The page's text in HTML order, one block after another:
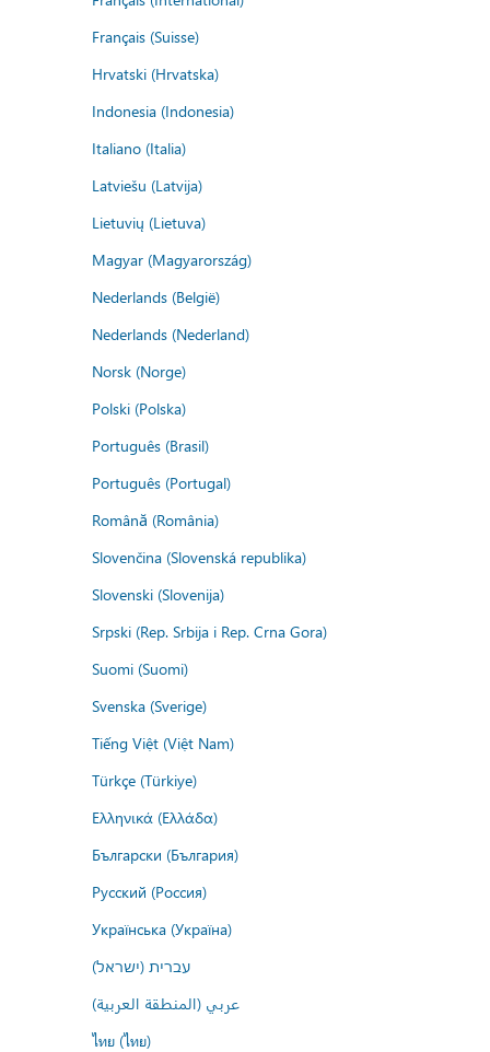
Français (Suisse)
Hrvatski (Hrvatska)
Indonesia (Indonesia)
Italiano (Italia)
Latviešu (Latvija)
Lietuvių (Lietuva)
Magyar (Magyarország)
Nederlands (België)
Nederlands (Nederland)
Norsk (Norge)
Polski (Polska)
Português (Brasil)
Português (Portugal)
Română (România)
Slovenčina (Slovenská republika)
Slovenski (Slovenija)
Srpski (Rep. Srbija i Rep. Crna Gora)
Suomi (Suomi)
Svenska (Sverige)
Tiếng Việt (Việt Nam)
Türkçe (Türkiye)
Ελληνικά (Ελλάδα)
Български (България)
Русский (Россия)
Українська (Україна)
עברית (ישראל)
عربي (المنطقة العربية)
ไทย (ไทย)